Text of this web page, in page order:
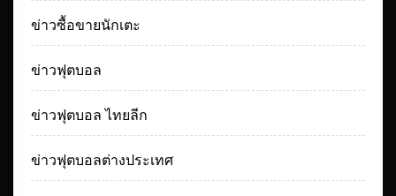
ข่าวซื้อขายนักเตะ
ข่าวฟุตบอล
ข่าวฟุตบอล ไทยลีก
ข่าวฟุตบอลต่างประเทศ